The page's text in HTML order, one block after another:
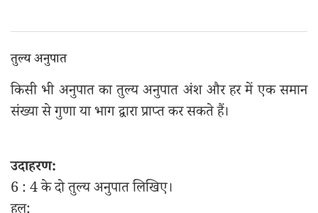
तुल्य अनुपात
किसी भी अनुपात का तुल्य अनुपात अंश और हर में एक समान
संख्या से गुणा या भाग द्वारा प्राप्त कर सकते हैं।
उदाहरण:
6 : 4 के दो तुल्य अनुपात लिखिए।